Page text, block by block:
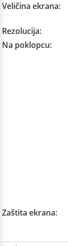
Veličina ekrana:
Rezolucija:
Na poklopcu:
Zaštita ekrana: